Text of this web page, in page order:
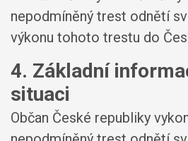
nepodmíněný trest odnětí
výkonu tohoto trestu do
4. Základní
situaci
Občan České republiky